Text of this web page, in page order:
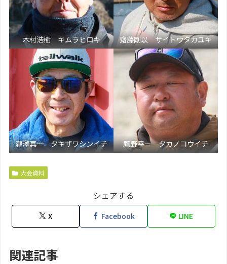
木村浩樹 キムラヒロキ 齋藤剛以 サイトウタカユキ
瀧澤真一 タキザワシンイチ 鷹野幸一 タカノコウイチ
大会資料
シェアする
X Facebook LINE
関連記事